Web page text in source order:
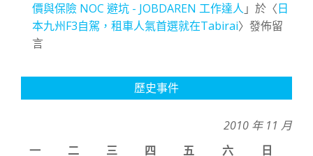
價與保險 NOC 避坑 - JOBDAREN 工作達人 」於〈日
本九州F3自駕，租車人氣首選就在Tabirai〉發佈留
言
歷史事件
2010 年 11 月
一
二 三 四 五 六
日